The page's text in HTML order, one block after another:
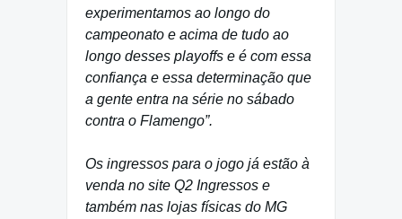
experimentamos ao longo do
campeonato e acima de tudo ao
longo desses playoffs e é com essa
confiança e essa determinação que
a gente entra na série no sábado
contra o Flamengo”.
Os ingressos para o jogo já estão à
venda no site Q2 Ingressos e
também nas lojas físicas do MG